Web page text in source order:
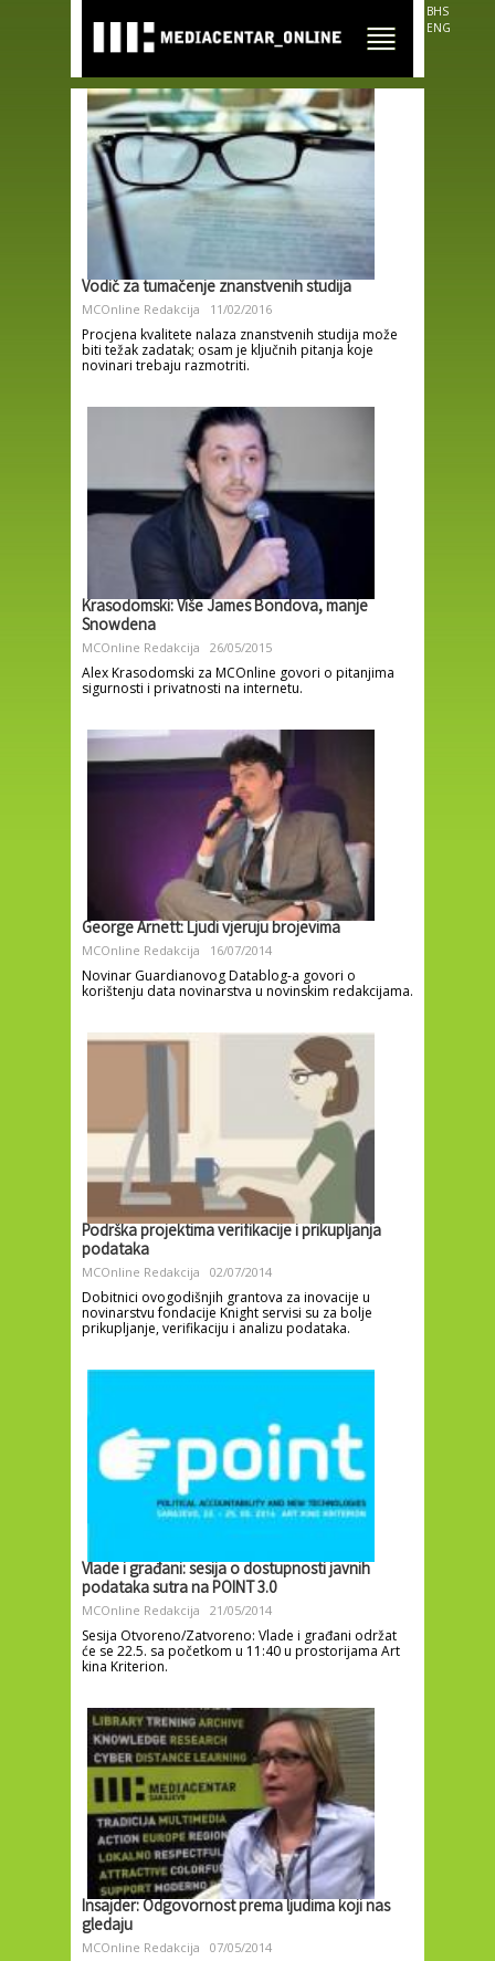
main
content
BHS
ENG
Vodič za tumačenje znanstvenih studija
MCOnline Redakcija 11/02/2016
Procjena kvalitete nalaza znanstvenih studija može
biti težak zadatak; osam je ključnih pitanja koje
novinari trebaju razmotriti.
Krasodomski: Više James Bondova, manje
Snowdena
MCOnline Redakcija 26/05/2015
Alex Krasodomski za MCOnline govori o pitanjima
sigurnosti i privatnosti na internetu.
George Arnett: Ljudi vjeruju brojevima
MCOnline Redakcija 16/07/2014
Novinar Guardianovog Datablog-a govori o
korištenju data novinarstva u novinskim redakcijama.
Podrška projektima verifikacije i prikupljanja
podataka
MCOnline Redakcija 02/07/2014
Dobitnici ovogodišnjih grantova za inovacije u
novinarstvu fondacije Knight servisi su za bolje
prikupljanje, verifikaciju i analizu podataka.
Vlade i građani: sesija o dostupnosti javnih
podataka sutra na POINT 3.0
MCOnline Redakcija 21/05/2014
Sesija Otvoreno/Zatvoreno: Vlade i građani održat
će se 22.5. sa početkom u 11:40 u prostorijama Art
kina Kriterion.
Insajder: Odgovornost prema ljudima koji nas
gledaju
MCOnline Redakcija 07/05/2014